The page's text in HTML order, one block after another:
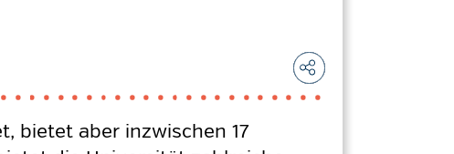
bietet aber inzwischen 17